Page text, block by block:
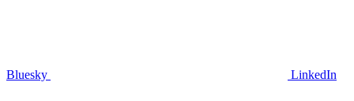
Bluesky LinkedIn